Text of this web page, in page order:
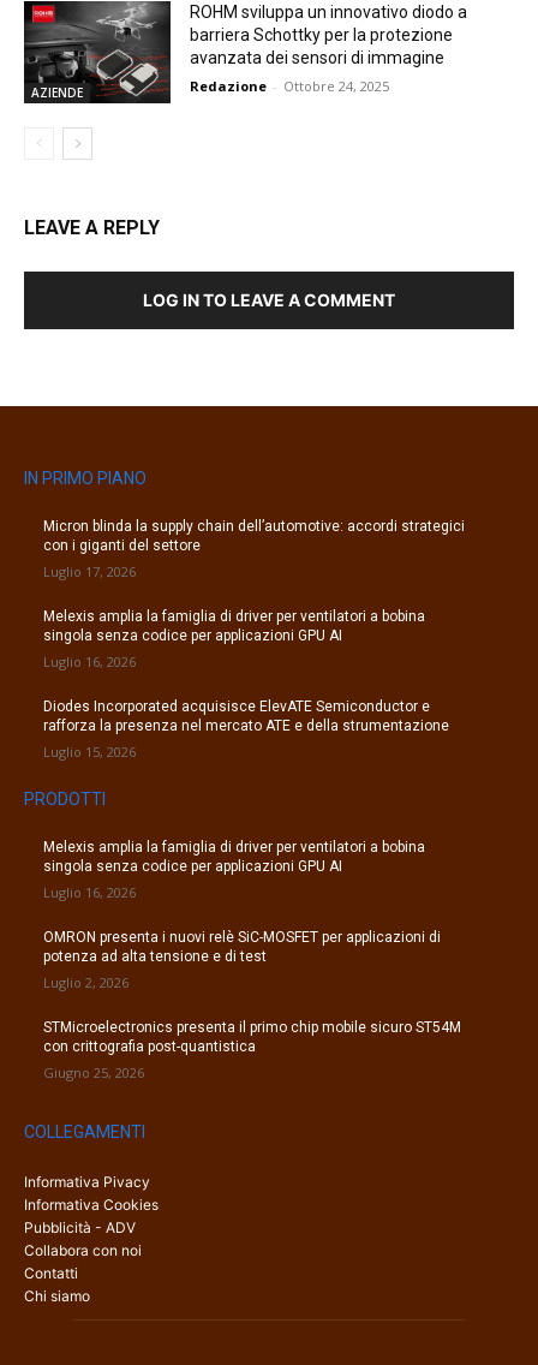
AZIENDE
ROHM sviluppa un innovativo diodo a
barriera Schottky per la protezione
avanzata dei sensori di immagine
Redazione - Ottobre 24, 2025
LEAVE A REPLY
LOG IN TO LEAVE A COMMENT
IN PRIMO PIANO
Micron blinda la supply chain dell’automotive: accordi strategici
con i giganti del settore
Luglio 17, 2026
Melexis amplia la famiglia di driver per ventilatori a bobina
singola senza codice per applicazioni GPU AI
Luglio 16, 2026
Diodes Incorporated acquisisce ElevATE Semiconductor e
rafforza la presenza nel mercato ATE e della strumentazione
Luglio 15, 2026
PRODOTTI
Melexis amplia la famiglia di driver per ventilatori a bobina
singola senza codice per applicazioni GPU AI
Luglio 16, 2026
OMRON presenta i nuovi relè SiC-MOSFET per applicazioni di
potenza ad alta tensione e di test
Luglio 2, 2026
STMicroelectronics presenta il primo chip mobile sicuro ST54M
con crittografia post-quantistica
Giugno 25, 2026
COLLEGAMENTI
Informativa Pivacy
Informativa Cookies
Pubblicità - ADV
Collabora con noi
Contatti
Chi siamo